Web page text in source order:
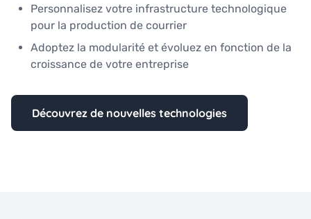
Personnalisez votre infrastructure technologique
pour la production de courrier
Adoptez la modularité et évoluez en fonction de la
croissance de votre entreprise
Découvrez de nouvelles technologies